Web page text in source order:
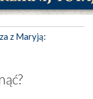
z Maryją: